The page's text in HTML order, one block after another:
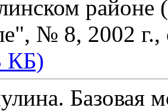
районе
№ 8, 2002 г.,
КБ)
Базовая